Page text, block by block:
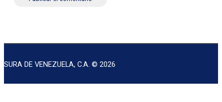
SURA DE VENEZUELA, C.A. © 2026